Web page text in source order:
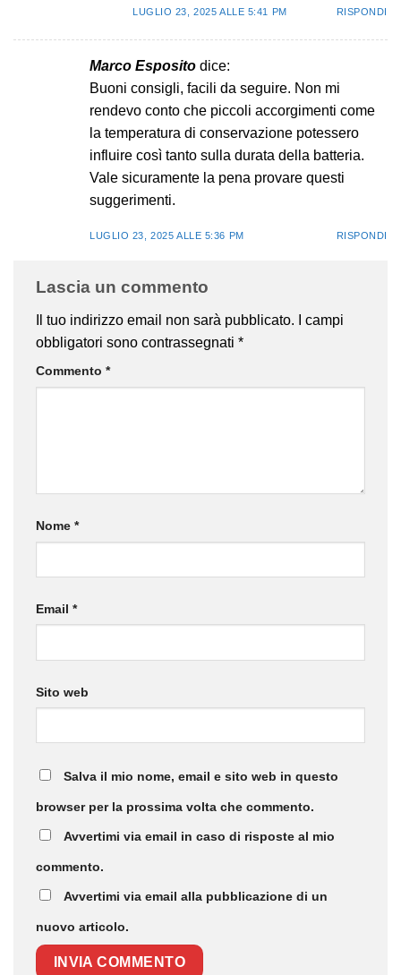
LUGLIO 23, 2025 ALLE 5:41 PM RISPONDI
Marco Esposito dice:
Buoni consigli, facili da seguire. Non mi
rendevo conto che piccoli accorgimenti come
la temperatura di conservazione potessero
influire così tanto sulla durata della batteria.
Vale sicuramente la pena provare questi
suggerimenti.
LUGLIO 23, 2025 ALLE 5:36 PM RISPONDI
Lascia un commento
Il tuo indirizzo email non sarà pubblicato.
I campi
obbligatori sono contrassegnati *
Commento *
Nome *
Email *
Sito web
Salva il mio nome, email e sito web in questo
browser per la prossima volta che commento.
Avvertimi via email in caso di risposte al mio
commento.
Avvertimi via email alla pubblicazione di un
nuovo articolo.